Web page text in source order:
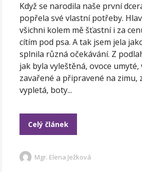
Když se narodila naše první
popřela své vlastní potřeby.
všichni kolem mě šťastní i za
cítím pod psa. A tak jsem jela
splnila různá očekávání. Z
jak byla vyleštěná, ovoce umyté,
zavařené a připravené na zimu,
vypletá, boty...
Celý článek
Mgr. Elena Ježková